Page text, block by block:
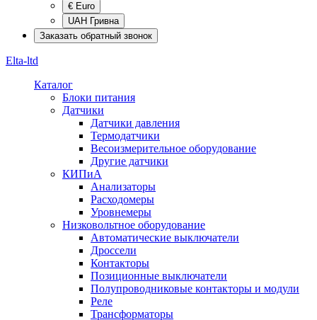
€ Euro
UAH Гривна
Заказать обратный звонок
Elta-ltd
Каталог
Блоки питания
Датчики
Датчики давления
Термодатчики
Весоизмерительное оборудование
Другие датчики
КИПиА
Анализаторы
Расходомеры
Уровнемеры
Низковольтное оборудование
Автоматические выключатели
Дроссели
Контакторы
Позиционные выключатели
Полупроводниковые контакторы и модули
Реле
Трансформаторы